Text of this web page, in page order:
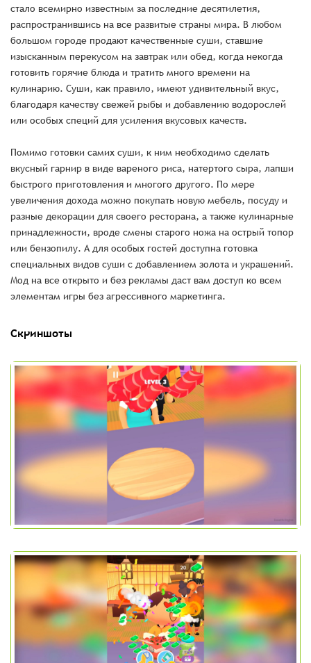
стало всемирно известным за последние десятилетия,
распространившись на все развитые страны мира. В любом
большом городе продают качественные суши, ставшие
изысканным перекусом на завтрак или обед, когда некогда
готовить горячие блюда и тратить много времени на
кулинарию. Суши, как правило, имеют удивительный вкус,
благодаря качеству свежей рыбы и добавлению водорослей
или особых специй для усиления вкусовых качеств.
Помимо готовки самих суши, к ним необходимо сделать
вкусный гарнир в виде вареного риса, натертого сыра, лапши
быстрого приготовления и многого другого. По мере
увеличения дохода можно покупать новую мебель, посуду и
разные декорации для своего ресторана, а также кулинарные
принадлежности, вроде смены старого ножа на острый топор
или бензопилу. А для особых гостей доступна готовка
специальных видов суши с добавлением золота и украшений.
Мод на все открыто и без рекламы даст вам доступ ко всем
элементам игры без агрессивного маркетинга.
Скриншоты